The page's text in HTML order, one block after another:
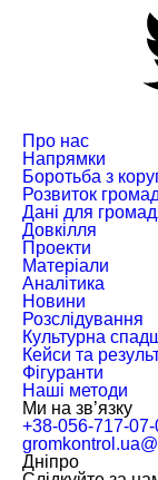
Про нас
Напрямки
Боротьба з
Розвиток
Дані для
Довкілля
Проекти
Матеріали
Аналітика
Новини
Розслідування
Культурна
Кейси та
Фігуранти
Наші методи
Ми на зв’язку
+38-056-717-
Дніпро